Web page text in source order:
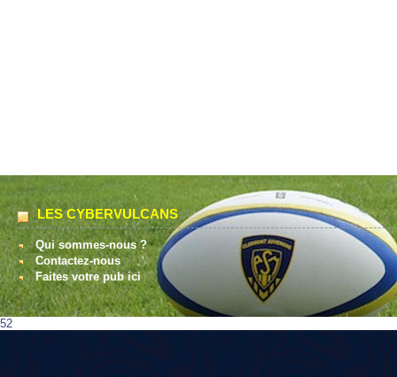
LES CYBERVULCANS
Qui sommes-nous ?
Contactez-nous
Faites votre pub ici
52